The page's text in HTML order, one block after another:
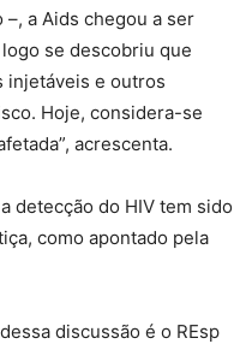
a Aids chegou a ser
logo se descobriu que
injetáveis e outros
Hoje, considera-se
acrescenta.
detecção do HIV tem sido
como apontado pela
discussão é o REsp